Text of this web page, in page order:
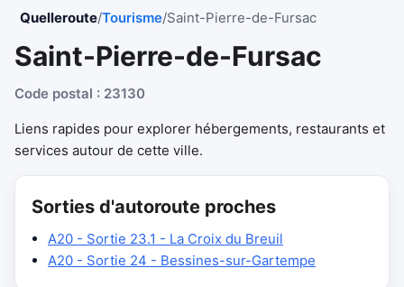
Quelleroute/Tourisme/Saint-Pierre-de-Fursac
Saint-Pierre-de-Fursac
Code postal : 23130
Liens rapides pour explorer hébergements, restaurants et
services autour de cette ville.
Sorties d'autoroute proches
A20 - Sortie 23.1 - La Croix du Breuil
A20 - Sortie 24 - Bessines-sur-Gartempe